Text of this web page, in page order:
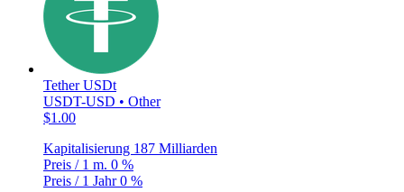
Tether USDt
USDT-USD • Other
$1.00
Kapitalisierung 187 Milliarden
Preis / 1 m. 0 %
Preis / 1 Jahr0 %